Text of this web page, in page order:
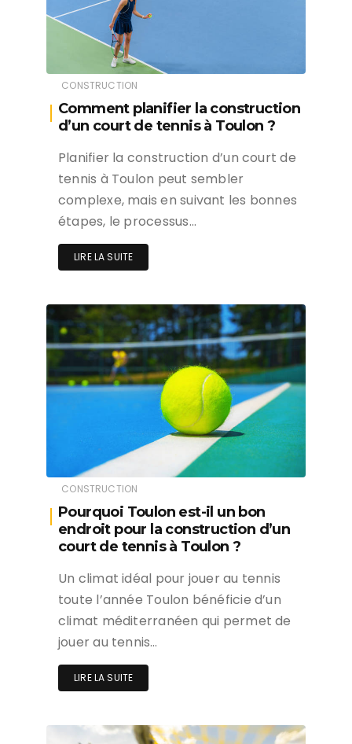
CONSTRUCTION
Comment planifier la construction
d’un court de tennis à Toulon ?
Planifier la construction d’un court de
tennis à Toulon peut sembler
complexe, mais en suivant les bonnes
étapes, le processus…
LIRE LA SUITE
CONSTRUCTION
Pourquoi Toulon est-il un bon
endroit pour la construction d’un
court de tennis à Toulon ?
Un climat idéal pour jouer au tennis
toute l’année Toulon bénéficie d’un
climat méditerranéen qui permet de
jouer au tennis…
LIRE LA SUITE